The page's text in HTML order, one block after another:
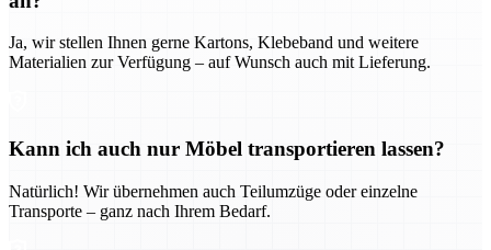
Ja, wir stellen Ihnen gerne Kartons, Klebeband und weitere
Materialien zur Verfügung – auf Wunsch auch mit Lieferung.
Kann ich auch nur Möbel transportieren lassen?
Natürlich! Wir übernehmen auch Teilumzüge oder einzelne
Transporte – ganz nach Ihrem Bedarf.